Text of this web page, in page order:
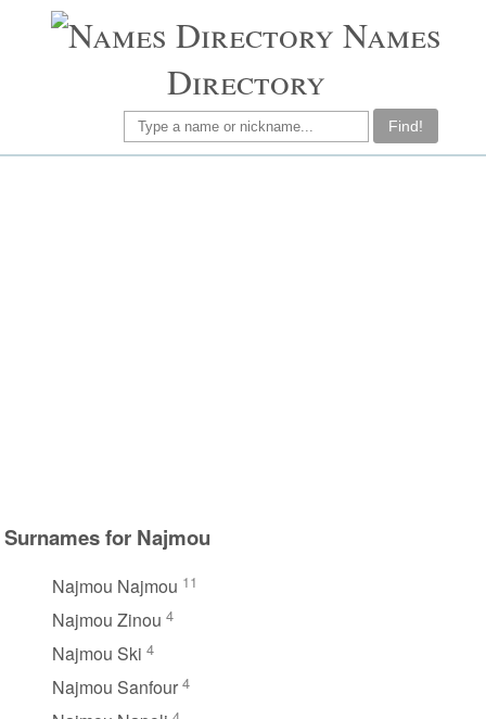
Names
Directory
Find!
Surnames for Najmou
Najmou Najmou 11
Najmou Zinou 4
Najmou Ski 4
Najmou Sanfour 4